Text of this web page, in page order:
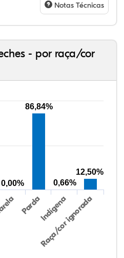
Notas Técnicas
- por raça/cor
PardaIndígena
Raça/cor ignorada
0,00%
86,84%
0,66%
12,50%